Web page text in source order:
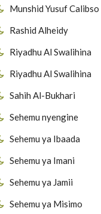
Munshid Yusuf Calibso
Rashid Alheidy
Riyadhu Al Swalihina
Riyadhu Al Swalihina
Sahih Al-Bukhari
Sehemu nyengine
Sehemu ya Ibaada
Sehemu ya Imani
Sehemu ya Jamii
Sehemu ya Misimo